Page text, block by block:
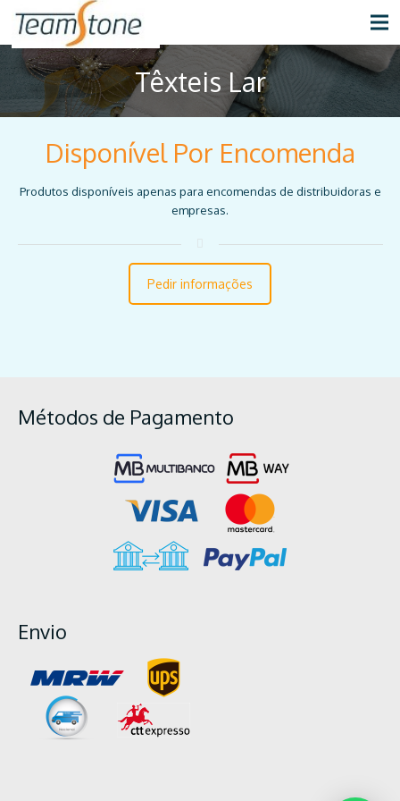
Têxteis Lar
Disponível Por Encomenda
Produtos disponíveis apenas para encomendas de distribuidoras e
empresas.
Pedir informações
Métodos de Pagamento
Envio